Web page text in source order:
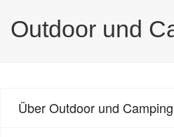
Outdoor und
Über Outdoor und